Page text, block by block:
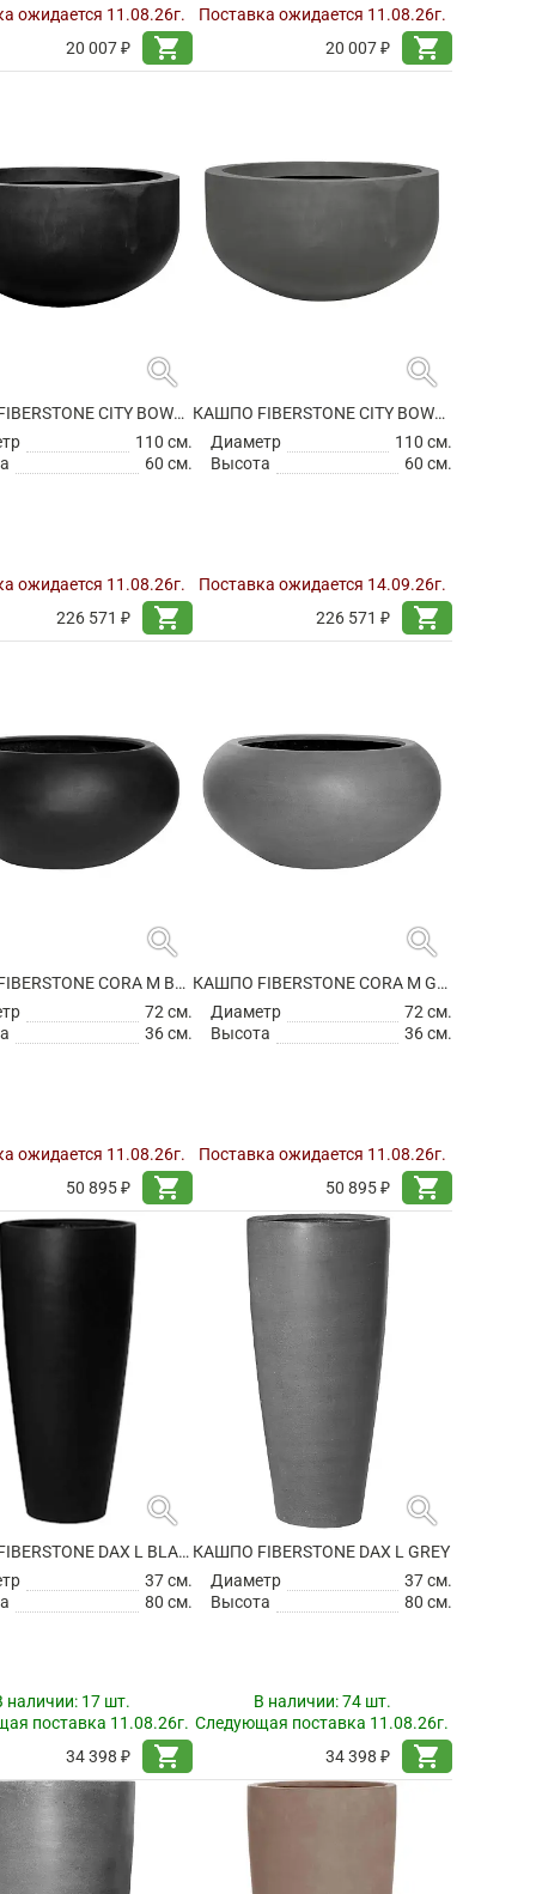
ожидается 11.08.26г.
20 007 ₽
shopping_cart
Поставка ожидается 11.08.26г.
20 007 ₽
shopping_cart
search
КАШПО FIBERSTONE CITY BOWL M BLACK
110 см.
60 см.
ожидается 11.08.26г.
226 571 ₽
shopping_cart
search
КАШПО FIBERSTONE CITY BOWL M GREY
Диаметр
110 см.
Высота
60 см.
Поставка ожидается 14.09.26г.
226 571 ₽
shopping_cart
search
КАШПО FIBERSTONE CORA M BLACK
72 см.
36 см.
ожидается 11.08.26г.
50 895 ₽
shopping_cart
search
КАШПО FIBERSTONE CORA M GREY
Диаметр
72 см.
Высота
36 см.
Поставка ожидается 11.08.26г.
50 895 ₽
shopping_cart
search
КАШПО FIBERSTONE DAX L BLACK
37 см.
80 см.
наличии: 17 шт.
поставка 11.08.26г.
34 398 ₽
shopping_cart
search
КАШПО FIBERSTONE DAX L GREY
Диаметр
37 см.
Высота
80 см.
В наличии:74 шт.
Следующая поставка 11.08.26г.
34 398 ₽
shopping_cart